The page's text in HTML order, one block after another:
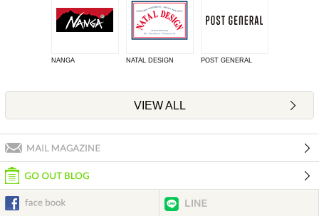
NANGA NATAL DESIGN POST GENERAL
VIEW ALL